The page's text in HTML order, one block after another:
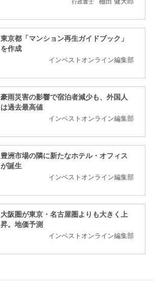
行政書士
東京都「マンション再生ガイドブック」
を作成
インベストオンライン編集部
豪雨災害の影響で宿泊者減少も、外国人
は過去最高値
インベストオンライン編集部
豊洲市場の隣に新たなホテル・オフィス
が誕生
インベストオンライン編集部
大阪圏が東京・名古屋圏よりも大きく上
昇。地価予測
インベストオンライン編集部